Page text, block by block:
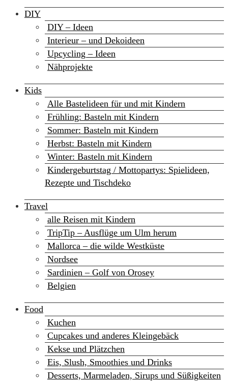
DIY
DIY – Ideen
Interieur – und Dekoideen
Upcycling – Ideen
Nähprojekte
Kids
Alle Bastelideen für und mit Kindern
Frühling: Basteln mit Kindern
Sommer: Basteln mit Kindern
Herbst: Basteln mit Kindern
Winter: Basteln mit Kindern
Kindergeburtstag / Mottopartys: Spielideen,
Rezepte und Tischdeko
Travel
alle Reisen mit Kindern
TripTip – Ausflüge um Ulm herum
Mallorca – die wilde Westküste
Nordsee
Sardinien – Golf von Orosey
Belgien
Food
Kuchen
Cupcakes und anderes Kleingebäck
Kekse und Plätzchen
Eis, Slush, Smoothies und Drinks
Desserts, Marmeladen, Sirups und Süßigkeiten